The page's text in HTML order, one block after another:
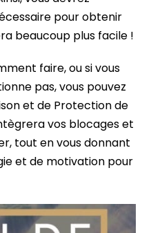
pour obtenir
beaucoup plus facile !
faire, ou si vous
pas, vous pouvez
et de Protection de
vos blocages et
tout en vous donnant
et de motivation pour